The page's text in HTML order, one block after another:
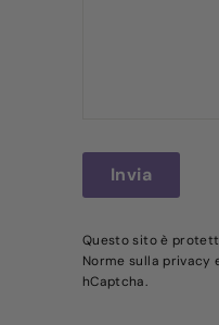
InviaInvia
Questo sito è
Norme sulla privacy
hCaptcha.